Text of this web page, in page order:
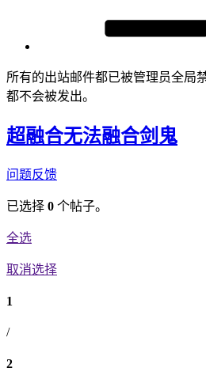
所有的出站邮件都已被管理员全局
都不会被发出。
超融合无法融合剑鬼
问题反馈
已选择 0 个帖子。
全选
取消选择
1
/
2